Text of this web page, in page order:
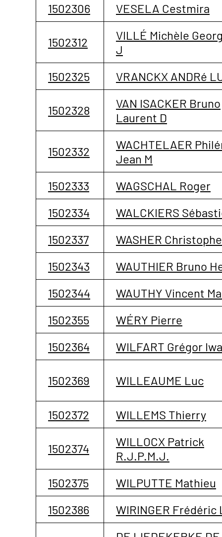
1502306
VESELA Cestmira
1502312
VILLÉ Michèle
J
1502325
VRANCKX ANDRé
1502328
VAN ISACKER Bruno
Laurent D
1502332
WACHTELAER
Jean M
1502333
WAGSCHAL Roger
1502334
WALCKIERS
1502337
WASHER Christophe
1502343
WAUTHIER Bruno
1502344
WAUTHY Vincent
1502355
WÉRY Pierre
1502364
WILFART Grégor
1502369 WILLEAUME Luc
1502372 WILLEMS Thierry
1502374
WILLOCX Patrick
R.J.P.M.J.
1502375
WILPUTTE Mathieu
1502386
WIRINGER Frédéric